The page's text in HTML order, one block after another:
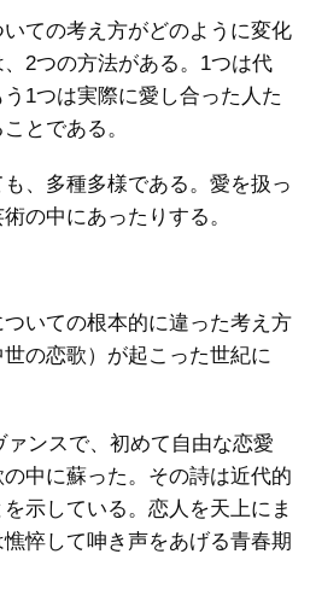
ての考え方がどのように変化
2つの方法がある。1つは代
1つは実際に愛し合った人た
とである。
、多種多様である。愛を扱っ
の中にあったりする。
いての根本的に違った考え方
の恋歌）が起こった世紀に
ンスで、初めて自由な恋愛
中に蘇った。その詩は近代的
示している。恋人を天上にま
悴して呻き声をあげる青春期